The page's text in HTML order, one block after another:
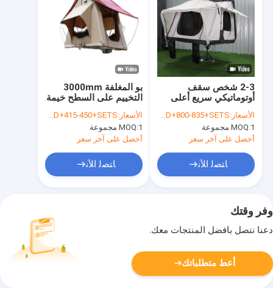
بو المغلفة 3000mm
التخييم على السطح خيمة
، الصلب قذيفة سقف
أعلى خيمة لشاحنة
الأسعار:USD+415-450+SETS
MOQ:1 مجموعة
أحصل على آخر سعر
ﺎﺘﺼﻟ ﺍﻶﻧ
2-3 شخص سقف
أوتوماتيكي سريع أعلى
خيمة قماش طبقة PU
الأسعار:USD+800-835+SETS
MOQ:1 مجموعة
أحصل على آخر سعر
ﺎﺘﺼﻟ ﺍﻶﻧ
وفر وقتك
دعنا نتصل بأفضل المنتجات معك.
أعط متطلباتك